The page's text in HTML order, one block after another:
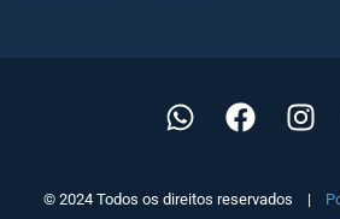
© 2024 Todos os direitos reservados |